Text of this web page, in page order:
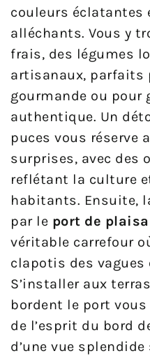
couleurs éclatantes
alléchants. Vous y
frais, des légumes
artisanaux, parfaits
gourmande ou pour
authentique. Un
puces vous réserve
surprises, avec des
reflétant la culture
habitants. Ensuite,
par le port de
véritable carrefour
clapotis des vagues
S’installer aux
bordent le port vous
de l’esprit du bord
d’une vue